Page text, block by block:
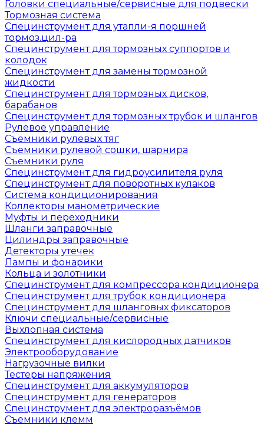
Головки специальные/сервисные для подвески
Тормозная система
Специнструмент для утапли-я поршней
тормоз.цил-ра
Специнструмент для тормозных суппортов и
колодок
Специнструмент для замены тормозной
жидкости
Специнструмент для тормозных дисков,
барабанов
Специнструмент для тормозных трубок и шлангов
Рулевое управление
Съемники рулевых тяг
Съемники рулевой сошки, шарнира
Съемники руля
Специнструмент для гидроусилителя руля
Специнструмент для поворотных кулаков
Система кондиционирования
Коллекторы манометрические
Муфты и переходники
Шланги заправочные
Цилиндры заправочные
Детекторы утечек
Лампы и фонарики
Кольца и золотники
Специнструмент для компрессора кондиционера
Специнструмент для трубок кондиционера
Специнструмент для шланговых фиксаторов
Ключи специальные/сервисные
Выхлопная система
Специнструмент для кислородных датчиков
Электрооборудование
Нагрузочные вилки
Тестеры напряжения
Специнструмент для аккумуляторов
Специнструмент для генераторов
Специнструмент для электроразъёмов
Съемники клемм